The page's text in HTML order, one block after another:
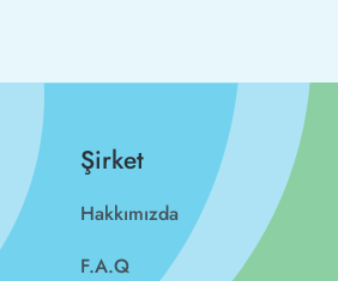
Şirket
Hakkımızda
F.A.Q